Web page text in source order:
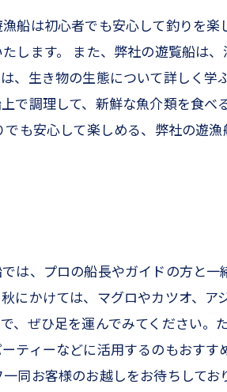
船は初心者でも安心して釣りを
します。 また、弊社の遊覧船は
、生き物の生態について詳しく
で調理して、新鮮な魚介類を食
も安心して楽しめる、弊社の遊
は、プロの船長やガイドの方と
にかけては、マグロやカツオ、
、ぜひ足を運んでみてください
ティーなどに活用するのもおす
同お客様のお越しをお待ちしてお